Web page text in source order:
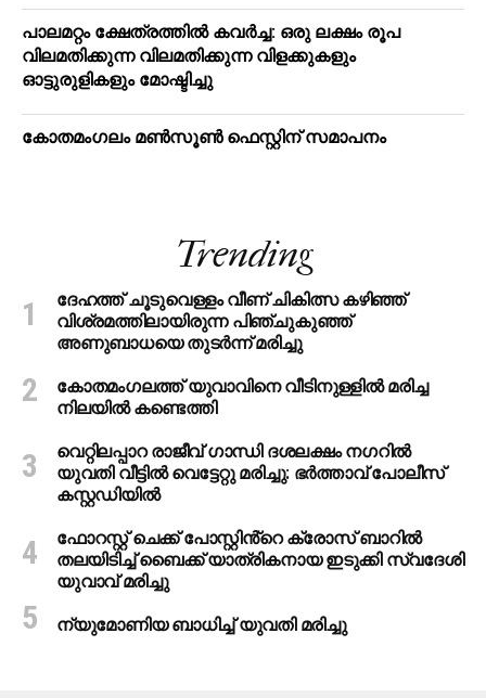
പാലമറ്റം ക്ഷേത്രത്തില്‍ കവര്‍ച്ച: ഒരു ലക്ഷം രൂപ
വിലമതിക്കുന്ന വിലമതിക്കുന്ന വിളക്കുകളും
ഓട്ടുരുളികളും മോഷ്ടിച്ചു
കോതമംഗലം മൺസൂൺ ഫെസ്റ്റിന് സമാപനം
Trending
ദേഹത്ത് ചൂടുവെള്ളം വീണ് ചികിത്സ കഴിഞ്ഞ്
വിശ്രമത്തിലായിരുന്ന പിഞ്ചുകുഞ്ഞ്
അണുബാധയെ തുടര്‍ന്ന് മരിച്ചു
കോതമംഗലത്ത് യുവാവിനെ വീടിനുള്ളിൽ മരിച്ച
നിലയിൽ കണ്ടെത്തി
വെറ്റിലപ്പാറ രാജീവ് ഗാന്ധി ദശലക്ഷം നഗറിൽ
യുവതി വീട്ടിൽ വെട്ടേറ്റു മരിച്ചു: ഭർത്താവ് പോലീസ്
കസ്റ്റഡിയിൽ
ഫോറസ്റ്റ് ചെക്ക് പോസ്റ്റിൻ്റെ ക്രോസ് ബാറില്‍
തലയിടിച്ച് ബൈക്ക് യാത്രികനായ ഇടുക്കി സ്വദേശി
യുവാവ് മരിച്ചു
ന്യുമോണിയ ബാധിച്ച് യുവതി മരിച്ചു